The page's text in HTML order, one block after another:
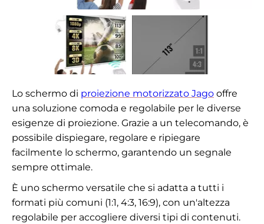
Lo schermo di proiezione motorizzato Jago offre
una soluzione comoda e regolabile per le diverse
esigenze di proiezione. Grazie a un telecomando, è
possibile dispiegare, regolare e ripiegare
facilmente lo schermo, garantendo un segnale
sempre ottimale.
È uno schermo versatile che si adatta a tutti i
formati più comuni (1:1, 4:3, 16:9), con un'altezza
regolabile per accogliere diversi tipi di contenuti.